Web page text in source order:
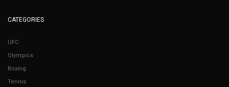
CATEGORIES
UFC
Olympics
Boxing
Tennis